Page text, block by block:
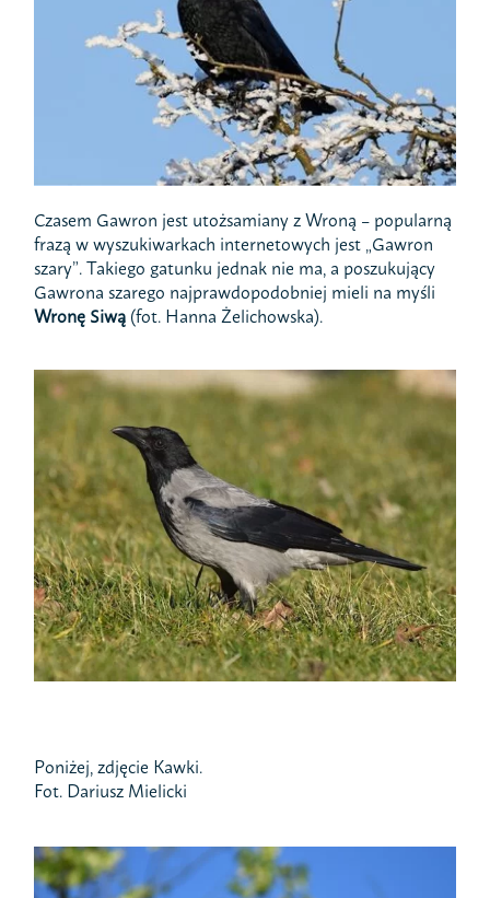
Czasem Gawron jest utożsamiany z Wroną – popularną
frazą w wyszukiwarkach internetowych jest „Gawron
szary”. Takiego gatunku jednak nie ma, a poszukujący
Gawrona szarego najprawdopodobniej mieli na myśli
Wronę Siwą (fot. Hanna Żelichowska).
Poniżej, zdjęcie Kawki.
Fot. Dariusz Mielicki